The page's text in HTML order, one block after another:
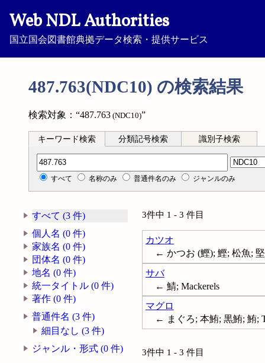
Web NDL Authorities
国立国会図書館典拠データ検索・提供サービス
487.763(NDC10) の検索結果
検索対象：“487.763 (NDC10)”
キーワード検索 分類記号検索 識別子検索
分類記号検索
すべて 名称のみ 普通件名のみ ジャンルのみ
すべて (3 件)
個人名 (0 件)
家族名 (0 件)
団体名 (0 件)
地名 (0 件)
統一タイトル (0 件)
著作 (0 件)
普通件名 (3 件)
細目なし (3 件)
ジャンル・形式 (0 件)
3件中 1 - 3 件目
カツオ
← かつお (鰹); 鰹; 松魚; 堅
サバ
← 鯖; Mackerels
マグロ
← まぐろ; 本鮪; 黒鮪; 鮪;
3件中 1 - 3 件目